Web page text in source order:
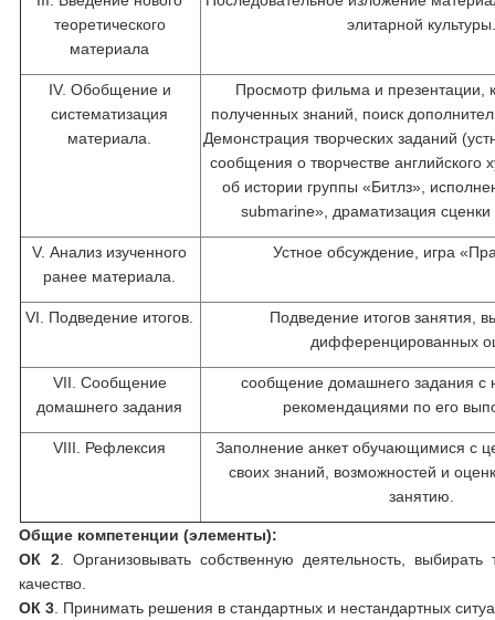
теоретического
материала
элитарной
IV. Обобщение и
систематизация
материала.
Просмотр фильма и презентации,
полученных знаний, поиск
Демонстрация творческих заданий
сообщения о творчестве английского
об истории группы «Битлз»,
submarine», драматизация
V. Анализ изученного
ранее материала.
Устное обсуждение, игра
VI. Подведение итогов.
Подведение итогов занятия,
дифференцированных
VII. Сообщение
домашнего задания
сообщение домашнего задания
рекомендациями по его
VIII. Рефлексия
Заполнение анкет обучающимися с
своих знаний, возможностей и
занятию.
Общие компетенции (элементы):
ОК 2. Организовывать собственную деятельность,
качество.
ОК 3 . Принимать решения в стандартных и нестандартных